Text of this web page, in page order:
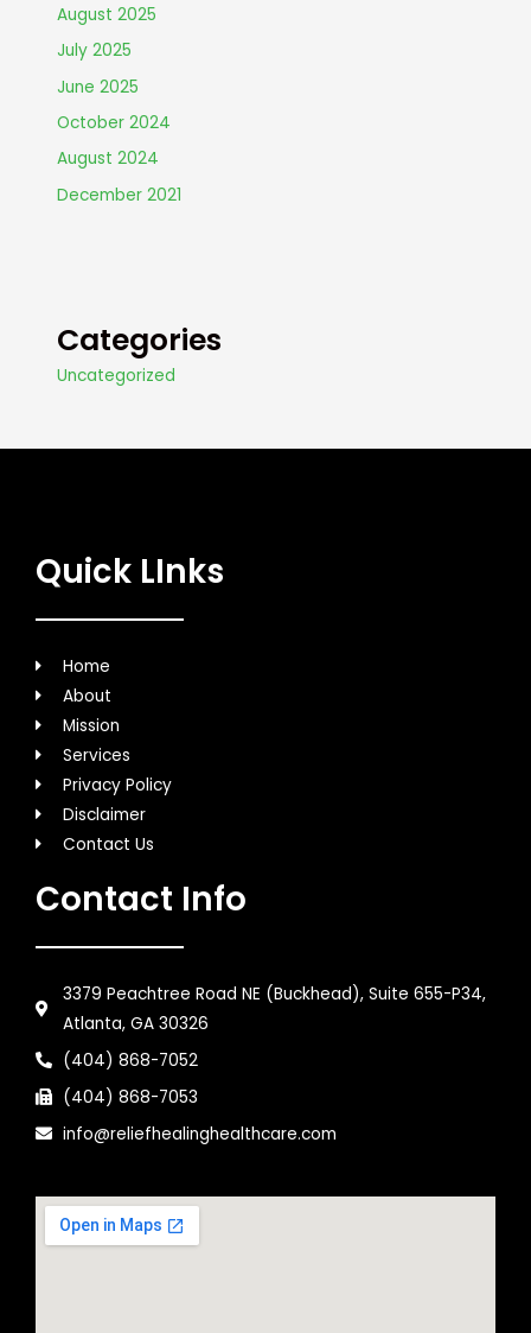
August 2025
July 2025
June 2025
October 2024
August 2024
December 2021
Categories
Uncategorized
Quick LInks
Home
About
Mission
Services
Privacy Policy
Disclaimer
Contact Us
Contact Info
3379 Peachtree Road NE (Buckhead), Suite 655-P34,
Atlanta, GA 30326
(404) 868-7052
(404) 868-7053
info@reliefhealinghealthcare.com